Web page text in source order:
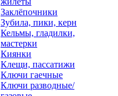
Заклёпочники
Зубила, пики, керн
Кельмы, гладилки,
мастерки
Киянки
Клещи, пассатижи
Ключи гаечные
Ключи разводные/